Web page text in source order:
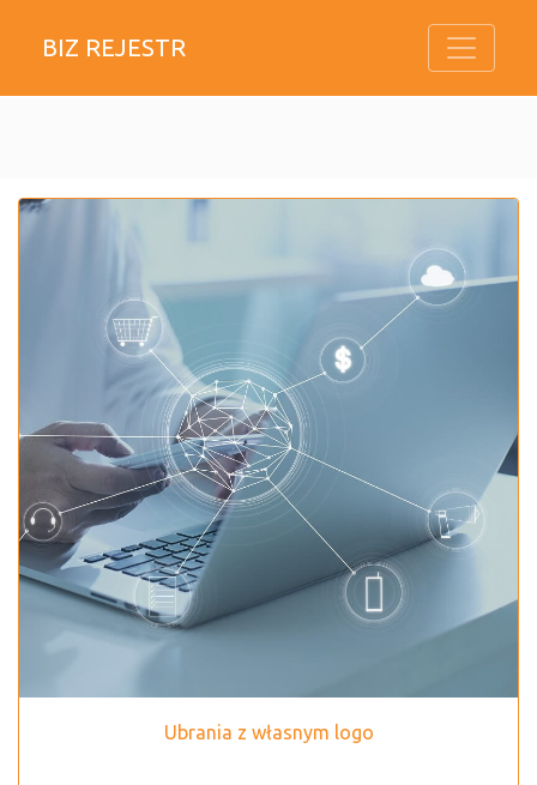
BIZ REJESTR
Ubrania z własnym logo